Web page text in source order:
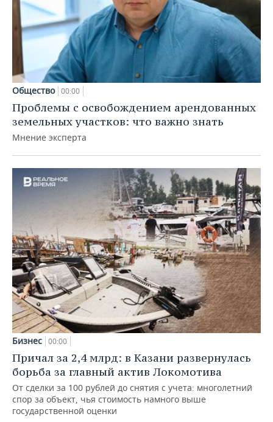
Общество 00:00
Проблемы с освобождением арендованных
земельных участков: что важно знать
Мнение эксперта
Бизнес 00:00
Причал за 2,4 млрд: в Казани развернулась
борьба за главный актив Локомотива
От сделки за 100 рублей до снятия с учета: многолетний
спор за объект, чья стоимость намного выше
государственной оценки